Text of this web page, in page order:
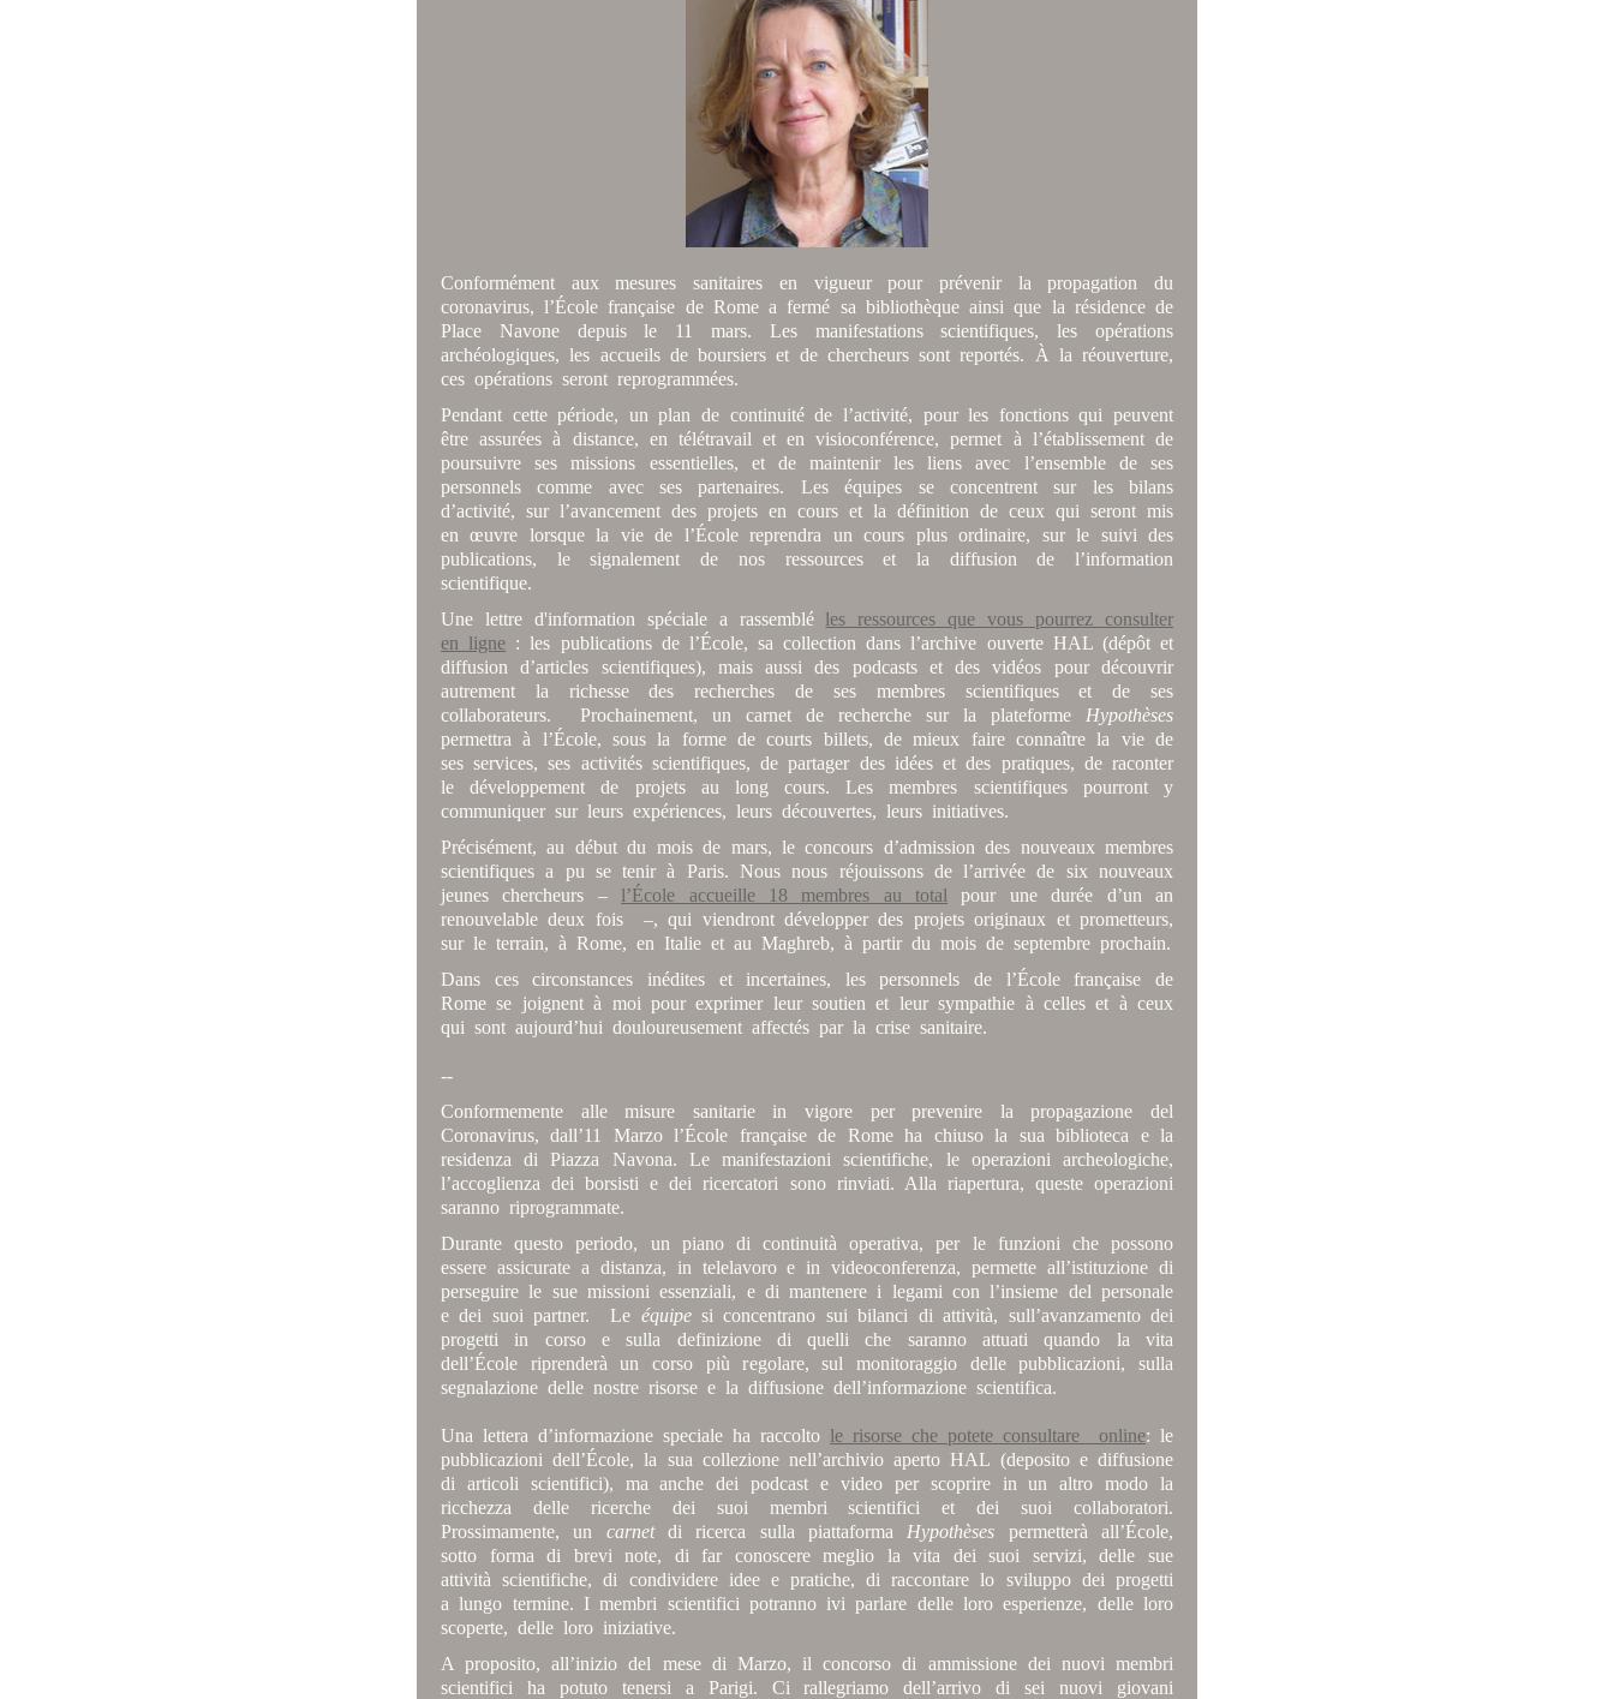
Conformément aux mesures sanitaires en vigueur pour prévenir la propagation du
coronavirus, l’École française de Rome a fermé sa bibliothèque ainsi que la résidence de
Place Navone depuis le 11 mars. Les manifestations scientifiques, les opérations
archéologiques, les accueils de boursiers et de chercheurs sont reportés. À la réouverture,
ces opérations seront reprogrammées.
Pendant cette période, un plan de continuité de l’activité, pour les fonctions qui peuvent
être assurées à distance, en télétravail et en visioconférence, permet à l’établissement de
poursuivre ses missions essentielles, et de maintenir les liens avec l’ensemble de ses
personnels comme avec ses partenaires. Les équipes se concentrent sur les bilans
d’activité, sur l’avancement des projets en cours et la définition de ceux qui seront mis
en œuvre lorsque la vie de l’École reprendra un cours plus ordinaire, sur le suivi des
publications, le signalement de nos ressources et la diffusion de l’information
scientifique.
Une lettre d'information spéciale a rassemblé les ressources que vous pourrez consulter
en ligne : les publications de l’École, sa collection dans l’archive ouverte HAL (dépôt et
diffusion d’articles scientifiques), mais aussi des podcasts et des vidéos pour découvrir
autrement la richesse des recherches de ses membres scientifiques et de ses
collaborateurs. Prochainement, un carnet de recherche sur la plateforme Hypothèses
permettra à l’École, sous la forme de courts billets, de mieux faire connaître la vie de
ses services, ses activités scientifiques, de partager des idées et des pratiques, de raconter
le développement de projets au long cours. Les membres scientifiques pourront y
communiquer sur leurs expériences, leurs découvertes, leurs initiatives.
Précisément, au début du mois de mars, le concours d’admission des nouveaux membres
scientifiques a pu se tenir à Paris. Nous nous réjouissons de l’arrivée de six nouveaux
jeunes chercheurs – l’École accueille 18 membres au total pour une durée d’un an
renouvelable deux fois –, qui viendront développer des projets originaux et prometteurs,
sur le terrain, à Rome, en Italie et au Maghreb, à partir du mois de septembre prochain.
Dans ces circonstances inédites et incertaines, les personnels de l’École française de
Rome se joignent à moi pour exprimer leur soutien et leur sympathie à celles et à ceux
qui sont aujourd’hui douloureusement affectés par la crise sanitaire.
--
Conformemente alle misure sanitarie in vigore per prevenire la propagazione del
Coronavirus, dall’11 Marzo l’École française de Rome ha chiuso la sua biblioteca e la
residenza di Piazza Navona. Le manifestazioni scientifiche, le operazioni archeologiche,
l’accoglienza dei borsisti e dei ricercatori sono rinviati. Alla riapertura, queste operazioni
saranno riprogrammate.
Durante questo periodo, un piano di continuità operativa, per le funzioni che possono
essere assicurate a distanza, in telelavoro e in videoconferenza, permette all’istituzione di
perseguire le sue missioni essenziali, e di mantenere i legami con l’insieme del personale
e dei suoi partner. Le équipesi concentrano sui bilanci di attività, sull’avanzamento dei
progetti in corso e sulla definizione di quelli che saranno attuati quando la vita
dell’École riprenderà un corso più regolare, sul monitoraggio delle pubblicazioni, sulla
segnalazione delle nostre risorse e la diffusione dell’informazione scientifica.
Una lettera d’informazione speciale ha raccolto le risorse che potete consultare online: le
pubblicazioni dell’École, la sua collezione nell’archivio aperto HAL (deposito e diffusione
di articoli scientifici), ma anche dei podcast e video per scoprire in un altro modo la
ricchezza delle ricerche dei suoi membri scientifici et dei suoi collaboratori.
Prossimamente, un carnetdi ricerca sulla piattaforma Hypothèses permetterà all’École,
sotto forma di brevi note, di far conoscere meglio la vita dei suoi servizi, delle sue
attività scientifiche, di condividere idee e pratiche, di raccontare lo sviluppo dei progetti
a lungo termine. I membri scientifici potranno ivi parlare delle loro esperienze, delle loro
scoperte, delle loro iniziative.
A proposito, all’inizio del mese di Marzo, il concorso di ammissione dei nuovi membri
scientifici ha potuto tenersi a Parigi. Ci rallegriamo dell’arrivo di sei nuovi giovani